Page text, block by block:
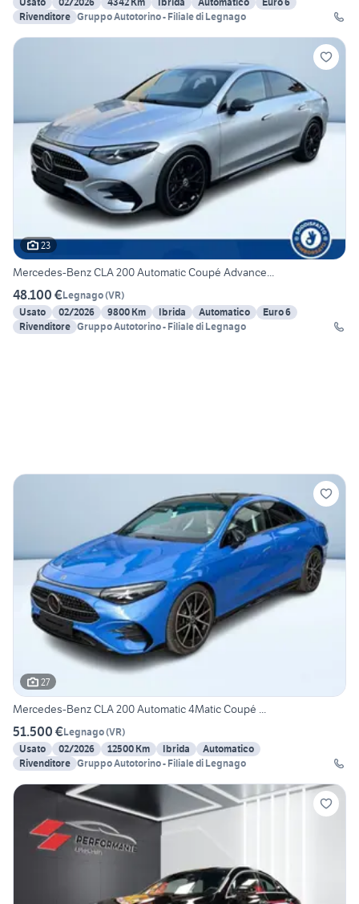
Rivenditore Gruppo Autotorino - Filiale di Legnago
23
Mercedes-Benz CLA 200 Automatic Coupé Advance...
48.100 €Legnago(VR)
Usato
02/2026 9800 Km Ibrida Automatico
Euro 6
Rivenditore Gruppo Autotorino - Filiale di Legnago
27
Mercedes-Benz CLA 200 Automatic 4Matic Coupé ...
51.500 €Legnago(VR)
Usato
02/2026 12500 Km Ibrida
Automatico
Rivenditore Gruppo Autotorino - Filiale di Legnago